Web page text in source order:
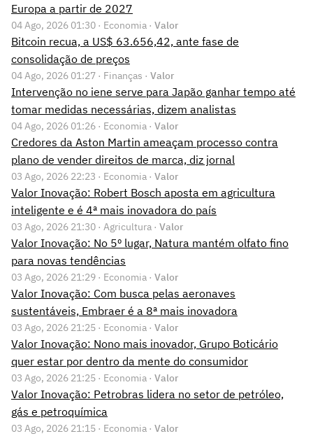
Europa a partir de 2027
04 Ago, 2026 01:30 · Economia · Valor
Bitcoin recua, a US$ 63.656,42, ante fase de
consolidação de preços
04 Ago, 2026 01:27 · Finanças · Valor
Intervenção no iene serve para Japão ganhar tempo até
tomar medidas necessárias, dizem analistas
04 Ago, 2026 01:26 · Economia · Valor
Credores da Aston Martin ameaçam processo contra
plano de vender direitos de marca, diz jornal
03 Ago, 2026 22:23 · Economia · Valor
Valor Inovação: Robert Bosch aposta em agricultura
inteligente e é 4ª mais inovadora do país
03 Ago, 2026 21:30 · Agricultura · Valor
Valor Inovação: No 5º lugar, Natura mantém olfato fino
para novas tendências
03 Ago, 2026 21:29 · Economia · Valor
Valor Inovação: Com busca pelas aeronaves
sustentáveis, Embraer é a 8ª mais inovadora
03 Ago, 2026 21:25 · Economia · Valor
Valor Inovação: Nono mais inovador, Grupo Boticário
quer estar por dentro da mente do consumidor
03 Ago, 2026 21:25 · Economia · Valor
Valor Inovação: Petrobras lidera no setor de petróleo,
gás e petroquímica
03 Ago, 2026 21:15 · Economia · Valor